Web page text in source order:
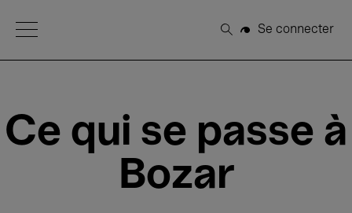
Open Menu
Rechercher
Se connecter
Ce qui se passe à
Bozar